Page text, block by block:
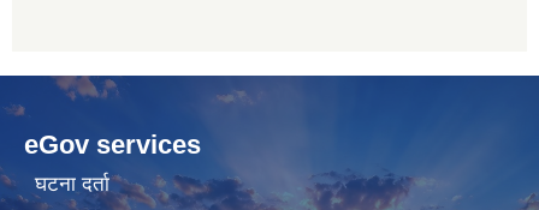
betwild
cratosroyalbet
bahis
siteleri
hdasianporns.net
lunadark.org
bahis
siteleri
eGov services
घटना दर्ता